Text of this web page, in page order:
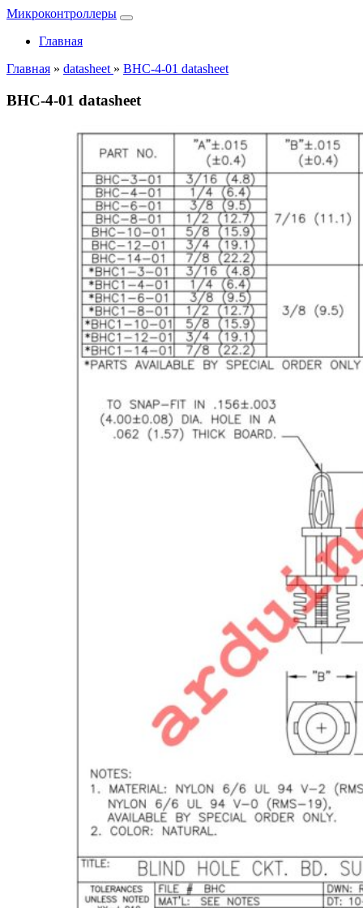
Микроконтроллеры
Главная
Главная » datasheet » BHC-4-01 datasheet
BHC-4-01 datasheet